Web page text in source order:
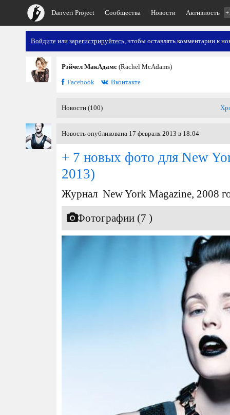
Danveri Project Сообщества Новости Активность
Войдите или зарегистрируйтесь, чтобы оставлять комментарии к
Рэйчел МакАдамс (Rachel McAdams)
Facebook
Вконтакте
Новости (100)
Новость опубликована 17 февраля 2013 в 18:04
+ 7 новых фото для New
2013)
Журнал New York Magazine, 2008
Фотографии (7 )